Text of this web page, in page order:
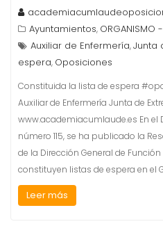
Ayuntamientos, ORGANISMO
Auxiliar de Enfermería,Junta
espera, Oposiciones
Constituida la lista de espera
Auxiliar de Enfermería Junta de
www.academiacumlaude.es En el
número 115, se ha publicado la
de la Dirección General de
constituyen listas de espera en el
Leer más